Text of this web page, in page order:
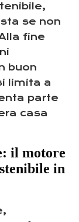
se non
fine
buon
limita a
parte
casa
il motore
in